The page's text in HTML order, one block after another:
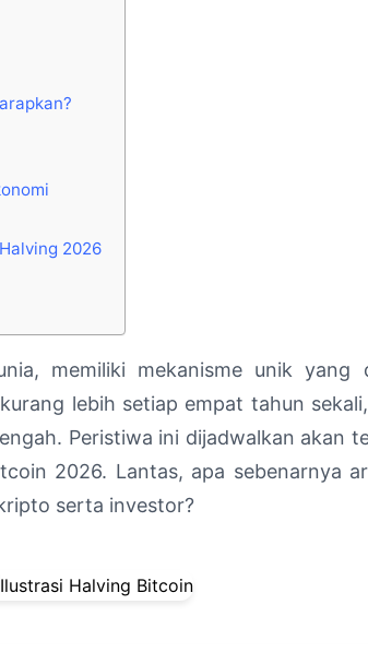
2026
memiliki mekanisme unik yang
lebih setiap empat tahun
Peristiwa ini dijadwalkan akan
2026. Lantas, apa sebenarnya
serta investor?